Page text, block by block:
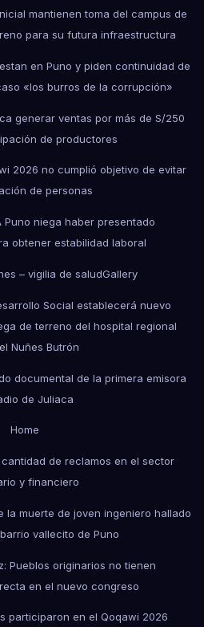
mantienen toma del campus de
para su futura infraestructura
en Puno y piden continuidad de
«los burros de la corrupción»
generar ventas por más de S/250
de productores
2026 no cumplió objetivo de evitar
de personas
Puno niega haber presentado
obtener estabilidad laboral
– vigilia de saludGallery
Social establecerá nuevo
de terreno del hospital regional
Nuñes Butrón
documental de la primera emisora
de Juliaca
Home
cantidad de reclamos en el sector
y financiero
la muerte de joven ingeniero hallado
vallecito de Puno
Pueblos originarios no tienen
en el nuevo congreso
participaron en el Qoqawi 2026